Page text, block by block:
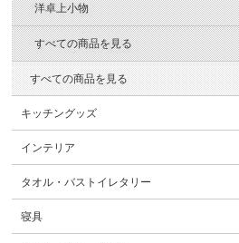
洋卓上小物
すべての商品を見る
すべての商品を見る
キッチングッズ
インテリア
タオル・バストイレタリー
寝具